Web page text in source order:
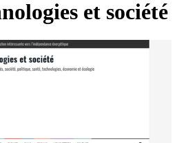
et société